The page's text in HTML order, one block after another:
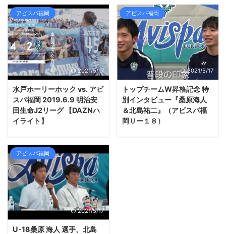
点志知孝明前寛之・4得点茂木
駿佑浅野雄也・3得点福満隆
貴・2得点木村祐志村田航一白
井永地宮大樹・1得点浜崎拓磨
ンドカボニフェイス瀧澤修平
細川淳矢
アビスパ福岡
2021/5/17
水戸ホーリーホック vs. アビ
スパ福岡 2019.6.9 明治安
田生命J2リーグ 【DAZNハ
イライト】
オフ ケーズデンキスタジアム
水戸 水戸ホーリーホック vs.
アビスパ福岡4-2（2-1.2-1）
得点15' 浅野雄也45' 村田航一
58' 茂木駿佑60' 浅野雄也 先発
GK 50 松井 謙弥DF 13 岸
田 翔平DF 4 ンドカ ボニフ
ェイスDF 5 伊藤 槙人DF 7
志知 孝明MF 27 茂木 駿佑
アビスパ福岡
2021/5/17
トップチームW昇格記念 特
別インタビュー『桑原海人
＆北島祐二』（アビスパ福
岡Ｕー１８）
アビスパ福岡
2021/5/17
U-18桑原 海人 選手、北島